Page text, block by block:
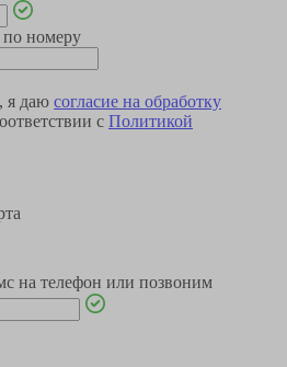
по номеру
я даю согласие на обработку
с Политикой
на телефон или позвоним